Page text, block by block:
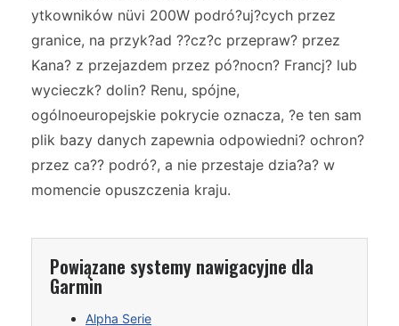
ytkowników nüvi 200W podró?uj?cych przez
granice, na przyk?ad ??cz?c przepraw? przez
Kana? z przejazdem przez pó?nocn? Francj? lub
wycieczk? dolin? Renu, spójne,
ogólnoeuropejskie pokrycie oznacza, ?e ten sam
plik bazy danych zapewnia odpowiedni? ochron?
przez ca?? podró?, a nie przestaje dzia?a? w
momencie opuszczenia kraju.
Powiązane systemy nawigacyjne dla
Garmin
Alpha Serie